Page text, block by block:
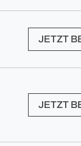
JETZT
JETZT